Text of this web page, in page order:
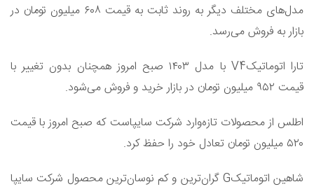
مدل‌های مختلف دیگر به روند ثابت به قیمت ۶۰۸ میلیون تومان در
بازار به فروش می‌رسد.
تارا اتوماتیکV4 با مدل ۱۴۰۳ صبح امروز همچنان بدون تغییر با
قیمت ۹۵۲ میلیون تومان در بازار خرید و فروش می‌شود.
اطلس از محصولات تازه‌وارد شرکت سایپاست که صبح امروز با قیمت
۵۲۰ میلیون تومان تعادل خود را حفظ کرد.
شاهین اتوماتیکG گران‌ترین و کم نوسان‌ترین محصول شرکت سایپا